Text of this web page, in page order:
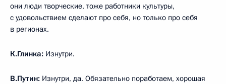
они люди творческие, тоже работники культуры,
с удовольствием сделают про себя, но только про себя
в регионах.
К.Глинка: Изнутри.
В.Путин: Изнутри, да. Обязательно поработаем, хорошая